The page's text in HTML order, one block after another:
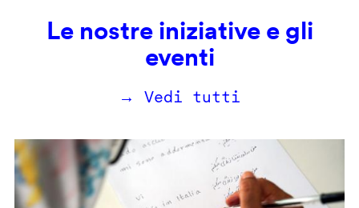
Le nostre iniziative e gli
eventi
→ Vedi tutti